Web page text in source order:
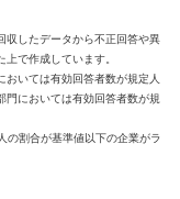
収したデータから不正回答や異
で作成しています。
いては有効回答者数が規定人
門においては有効回答者数が規
割合が基準値以下の企業がラ